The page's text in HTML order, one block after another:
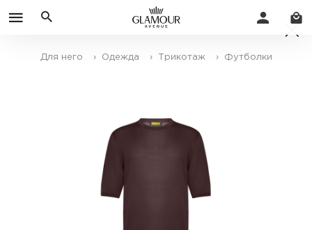
Для него › Одежда › Трикотаж › Футболки